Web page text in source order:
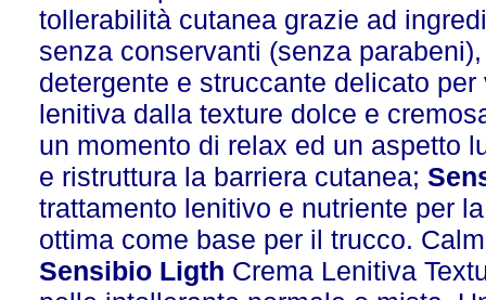
tollerabilità cutanea grazie ad
senza conservanti (senza
detergente e struccante delicato
lenitiva dalla texture dolce e
un momento di relax ed un aspetto
e ristruttura la barriera cutanea;
trattamento lenitivo e nutriente per
ottima come base per il trucco.
Sensibio Ligth Crema Lenitiva